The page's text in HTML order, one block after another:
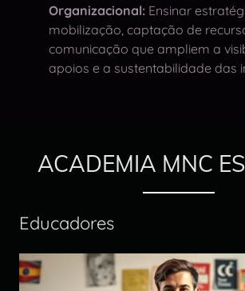
Organizacional:Ensinar
mobilização, captação de
comunicação que ampliem a
apoios e a sustentabilidade das
ACADEMIA MNC
Educadores